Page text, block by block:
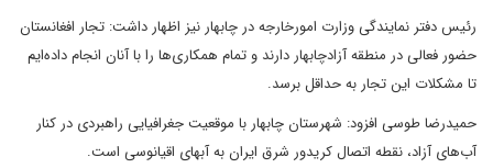
رئیس دفتر نمایندگی وزارت امورخارجه در چابهار نیز اظهار داشت: تجار افغانستان
حضور فعالی در منطقه آزادچابهار دارند و تمام همکاری‌ها را با آنان انجام داده‌ایم
تا مشکلات این تجار به حداقل برسد.
حمیدرضا طوسی افزود: شهرستان چابهار با موقعیت جغرافیایی راهبردی در کنار
آب‌های آزاد، نقطه اتصال کریدور شرق ایران به آبهای اقیانوسی است.